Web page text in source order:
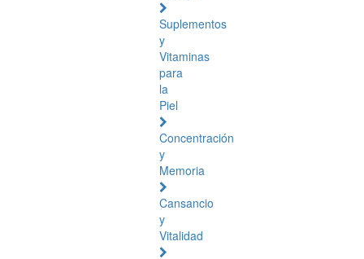
Suplementos
y
Vitaminas
para
la
Piel
Concentración
y
Memoria
Cansancio
y
Vitalidad